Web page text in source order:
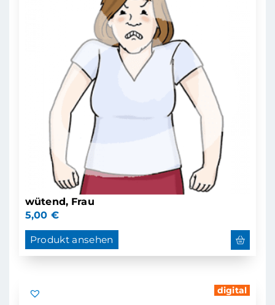
wütend, Frau
5,00 €
Produkt ansehen
digital